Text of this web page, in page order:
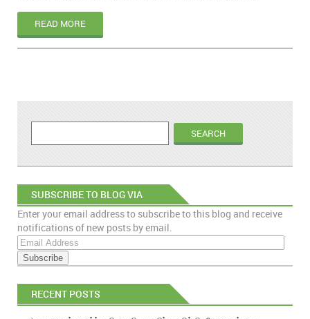
READ MORE
SUBSCRIBE TO BLOG VIA
EMAIL
Enter your email address to subscribe to this blog and receive
notifications of new posts by email.
E
m
a
i
A
RECENT POSTS